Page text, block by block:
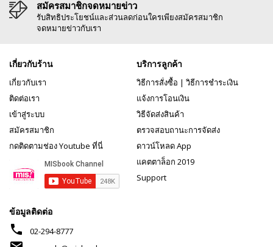
สมัครสมาชิกจดหมายข่าว
รับสิทธิประโยชน์และส่วนลดก่อนใครเพียงสมัครสมาชิก
จดหมายข่าวกับเรา
เกี่ยวกับร้าน
เกี่ยวกับเรา
ติดต่อเรา
เข้าสู่ระบบ
สมัครสมาชิก
กดติดตามช่อง Youtube ที่นี่
บริการลูกค้า
วิธีการสั่งซื้อ | วิธีการชำระเงิน
แจ้งการโอนเงิน
วิธีจัดส่งสินค้า
ตรวจสอบถานะการจัดส่ง
ดาวน์โหลด App
แคตตาล็อก 2019
Support
ข้อมูลติดต่อ
phone 02-294-8777